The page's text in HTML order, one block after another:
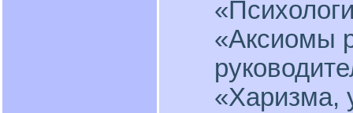
«Аксиомы
«Харизма,